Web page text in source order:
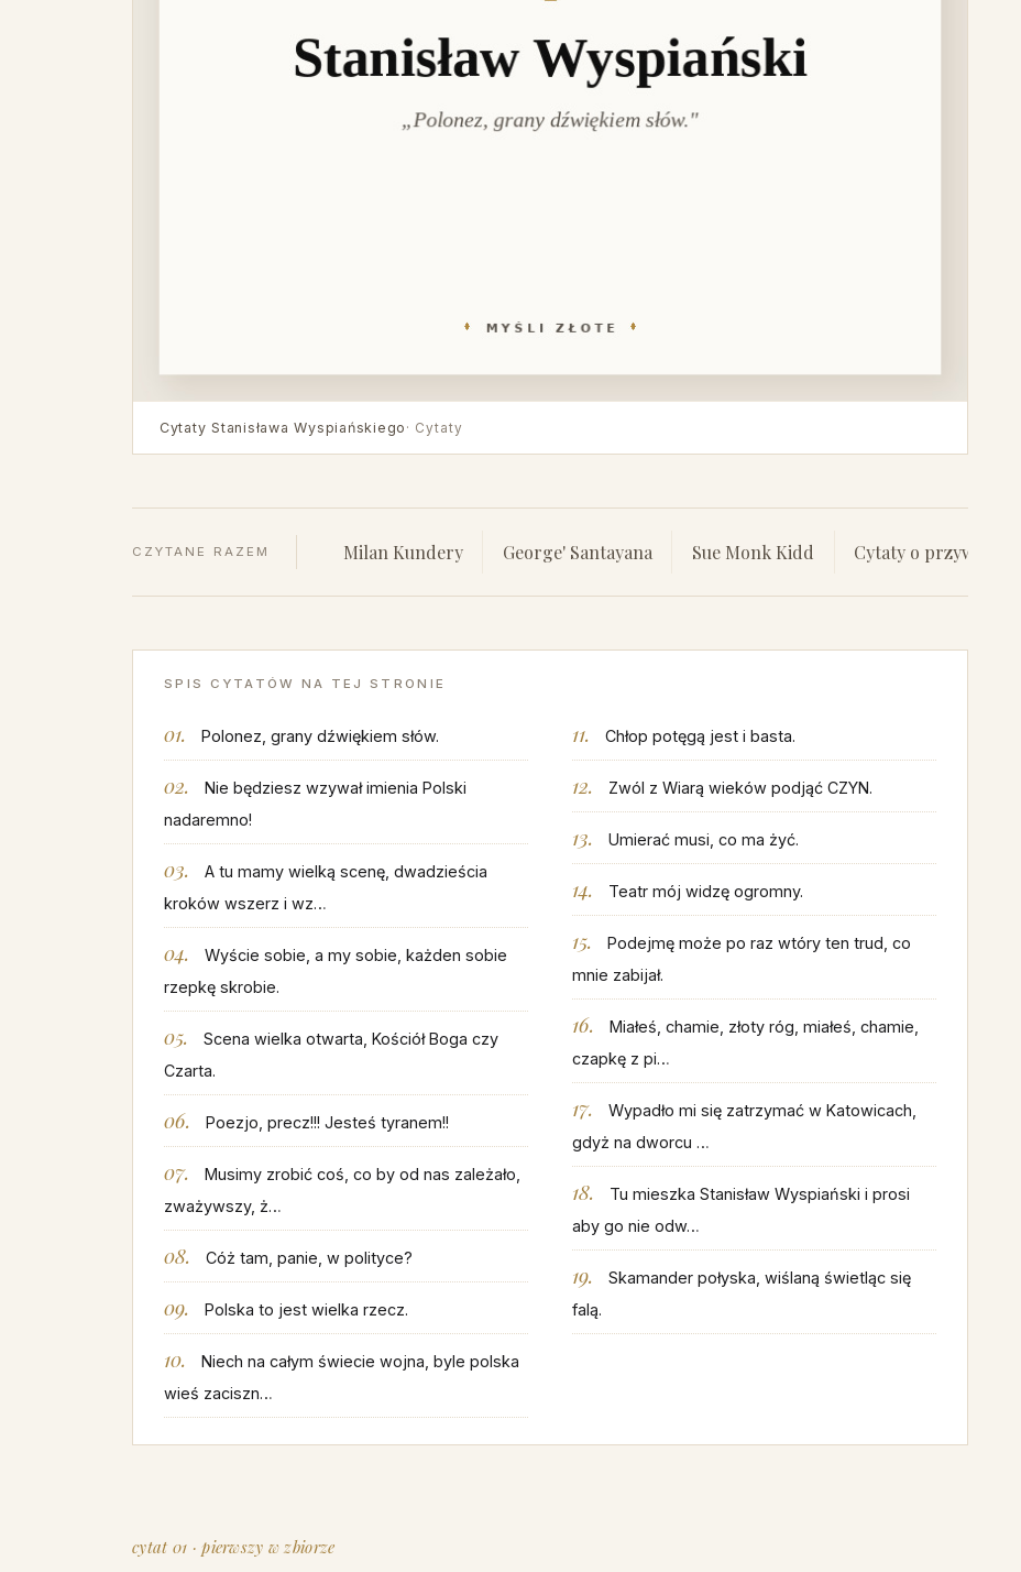
Cytaty Stanisława Wyspiańskiego · Cytaty
CZYTANE RAZEM Milan Kundery George' Santayana Sue Monk Kidd Cytaty o przywiązaniu
SPIS CYTATÓW NA TEJ STRONIE
Polonez, grany dźwiękiem słów.
Nie będziesz wzywał imienia Polski
nadaremno!
A tu mamy wielką scenę, dwadzieścia
kroków wszerz i wz…
Wyście sobie, a my sobie, każden sobie
rzepkę skrobie.
Scena wielka otwarta, Kościół Boga czy
Czarta.
Poezjo, precz!!! Jesteś tyranem!!
Musimy zrobić coś, co by od nas zależało,
zważywszy, ż…
Cóż tam, panie, w polityce?
Polska to jest wielka rzecz.
Niech na całym świecie wojna, byle polska
wieś zaciszn…
Chłop potęgą jest i basta.
Zwól z Wiarą wieków podjąć CZYN.
Umierać musi, co ma żyć.
Teatr mój widzę ogromny.
Podejmę może po raz wtóry ten trud, co
mnie zabijał.
Miałeś, chamie, złoty róg, miałeś, chamie,
czapkę z pi…
Wypadło mi się zatrzymać w Katowicach,
gdyż na dworcu …
Tu mieszka Stanisław Wyspiański i prosi
aby go nie odw…
Skamander połyska, wiślaną świetląc się
falą.
cytat 01 · pierwszy w zbiorze